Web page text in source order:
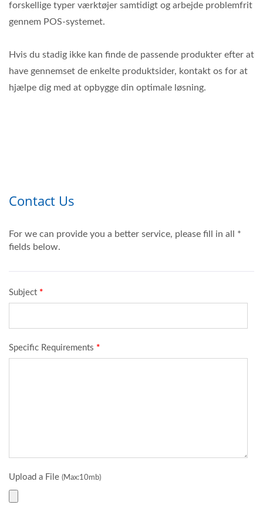
forskellige typer værktøjer samtidigt og arbejde problemfrit
gennem POS-systemet.
Hvis du stadig ikke kan finde de passende produkter efter at
have gennemset de enkelte produktsider, kontakt os for at
hjælpe dig med at opbygge din optimale løsning.